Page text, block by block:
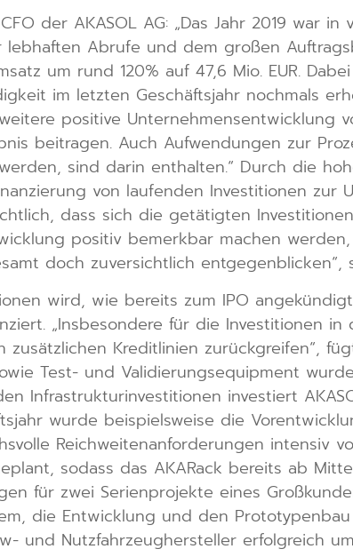
der AKASOL AG: „Das Jahr 2019 war
lebhaften Abrufe und dem großen
um rund 120% auf 47,6 Mio. EUR.
im letzten Geschäftsjahr nochmals
positive Unternehmensentwicklung
beitragen. Auch Aufwendungen zur
sind darin enthalten.“ Durch die
von laufenden Investitionen zur
dass sich die getätigten
positiv bemerkbar machen
doch zuversichtlich entgegenblicken“,
wird, wie bereits zum IPO
„Insbesondere für die Investitionen
zusätzlichen Kreditlinien zurückgreifen“,
Test- und Validierungsequipment
Infrastrukturinvestitionen investiert
wurde beispielsweise die
Reichweiten­anforderungen intensiv
sodass das AKARack bereits ab
für zwei Serienprojekte eines
die Entwicklung und den
und Nutzfahrzeughersteller erfolgreich